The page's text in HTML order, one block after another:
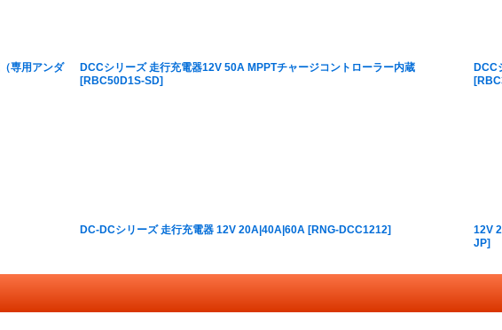
専用アンダ
DCCシリーズ 走行充電器12V 50A MPPTチャージコントローラー内蔵
[RBC50D1S-SD]
DCC
[
DC-DCシリーズ 走行充電器 12V 20A|40A|60A [RNG-DCC1212] 12V
JP]